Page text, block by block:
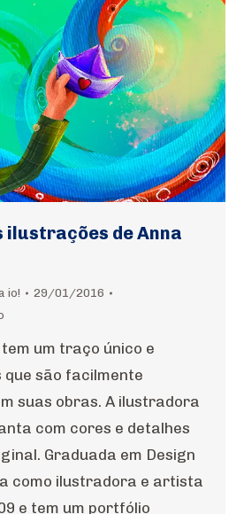
ilustrações de Anna
io!
29/01/2016
um traço único e
são facilmente
suas obras. A ilustradora
com cores e detalhes
Graduada em Design
como ilustradora e artista
e tem um portfólio